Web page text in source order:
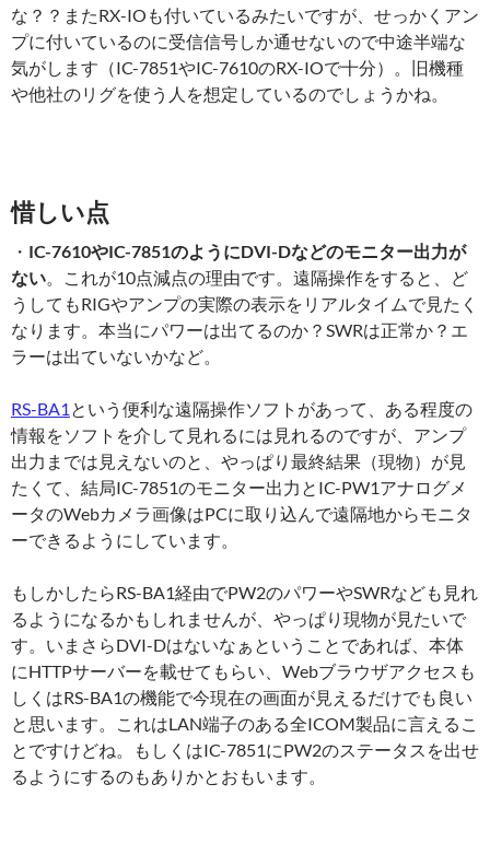
な？？またRX-IOも付いているみたいですが、せっかくアン
プに付いているのに受信信号しか通せないので中途半端な
気がします（IC-7851やIC-7610のRX-IOで十分）。旧機種
や他社のリグを使う人を想定しているのでしょうかね。
惜しい点
・ IC-7610やIC-7851のようにDVI-Dなどのモニター出力が
ない。これが10点減点の理由です。遠隔操作をすると、ど
うしてもRIGやアンプの実際の表示をリアルタイムで見たく
なります。本当にパワーは出てるのか？SWRは正常か？エ
ラーは出ていないかなど。
RS-BA1 という便利な遠隔操作ソフトがあって、ある程度の
情報をソフトを介して見れるには見れるのですが、アンプ
出力までは見えないのと、やっぱり最終結果（現物）が見
たくて、結局IC-7851のモニター出力とIC-PW1アナログメ
ータのWebカメラ画像はPCに取り込んで遠隔地からモニタ
ーできるようにしています。
もしかしたらRS-BA1経由でPW2のパワーやSWRなども見れ
るようになるかもしれませんが、やっぱり現物が見たいで
す。いまさらDVI-Dはないなぁということであれば、本体
にHTTPサーバーを載せてもらい、Webブラウザアクセスも
しくはRS-BA1の機能で今現在の画面が見えるだけでも良い
と思います。これはLAN端子のある全ICOM製品に言えるこ
とですけどね。もしくはIC-7851にPW2のステータスを出せ
るようにするのもありかとおもいます。